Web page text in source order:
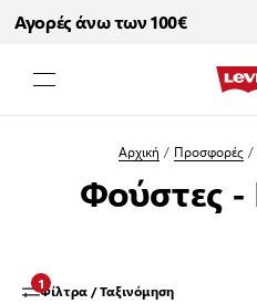
άνω των 100€
Αρχική / Προσφορές /
Φούστες -
Φίλτρα / Ταξινόμηση
1